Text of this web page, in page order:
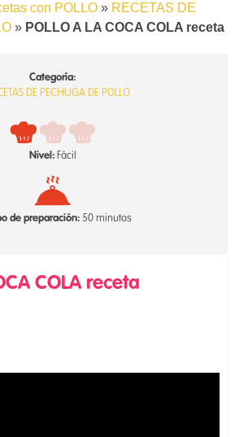
con POLLO» RECETAS DE
» POLLO A LA COCA COLA receta
Categoría:
DE PECHUGA DE POLLO
Nivel:Fácil
de preparación:50 minutos
COLA receta